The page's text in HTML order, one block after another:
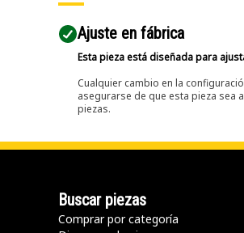
Ajuste en fábrica
Esta pieza está diseñada para
Cualquier cambio en la
asegurarse de que esta pieza sea
piezas.
Buscar piezas
Comprar por categoría